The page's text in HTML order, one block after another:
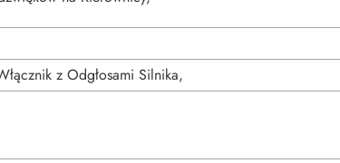
z Odgłosami Silnika,